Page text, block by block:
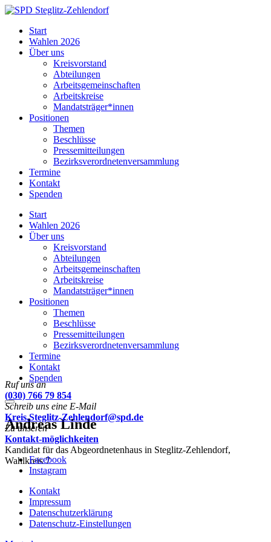
Skip
content
Steglitz-
Zehlendorf
Start
Wahlen 2026
Über uns
Kreisvorstand
Abteilungen
Arbeitsgemeinschaften
Arbeitskreise
Mandatsträger*innen
Positionen
Themen
Beschlüsse
Pressemitteilungen
Bezirksverordnetenversammlung
Termine
Kontakt
Spenden
Start
Wahlen 2026
Über uns
Kreisvorstand
Abteilungen
Arbeitsgemeinschaften
Arbeitskreise
Mandatsträger*innen
Positionen
Themen
Beschlüsse
Pressemitteilungen
Bezirksverordnetenversammlung
Termine
Kontakt
Spenden
Menu
Andreas Linde
Kandidat für das Abgeordnetenhaus in Steglitz-Zehlendorf,
Wahlkreis 7
Ruf uns an
(030) 766 79 854
Schreib uns eine E-Mail
Kreis.Steglitz-Zehlendorf@spd.de
Zu unseren
Kontakt-möglichkeiten
Facebook
Instagram
Kontakt
Impressum
Datenschutzerklärung
Datenschutz-Einstellungen